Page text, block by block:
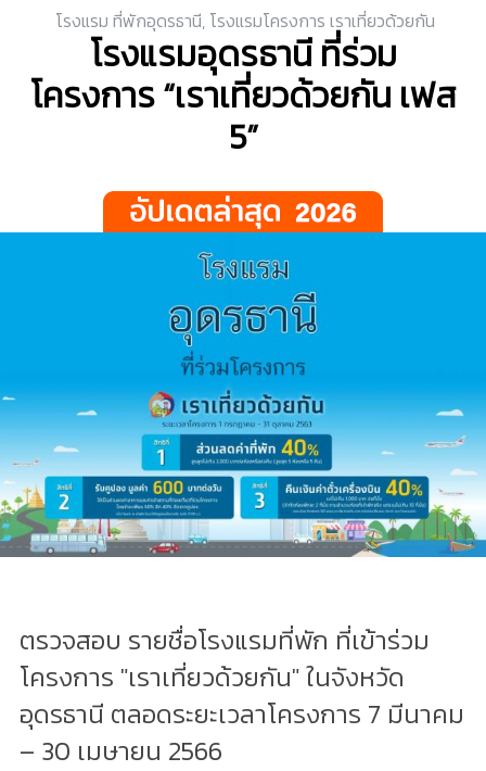
โรงแรม ที่พักอุดรธานี, โรงแรมโครงการ เราเที่ยวด้วยกัน
โรงแรมอุดรธานี ที่ร่วม
โครงการ “เราเที่ยวด้วยกัน เฟส
5”
ตรวจสอบ รายชื่อโรงแรมที่พัก ที่เข้าร่วม
โครงการ "เราเที่ยวด้วยกัน" ในจังหวัด
อุดรธานี ตลอดระยะเวลาโครงการ 7 มีนาคม
– 30 เมษายน 2566